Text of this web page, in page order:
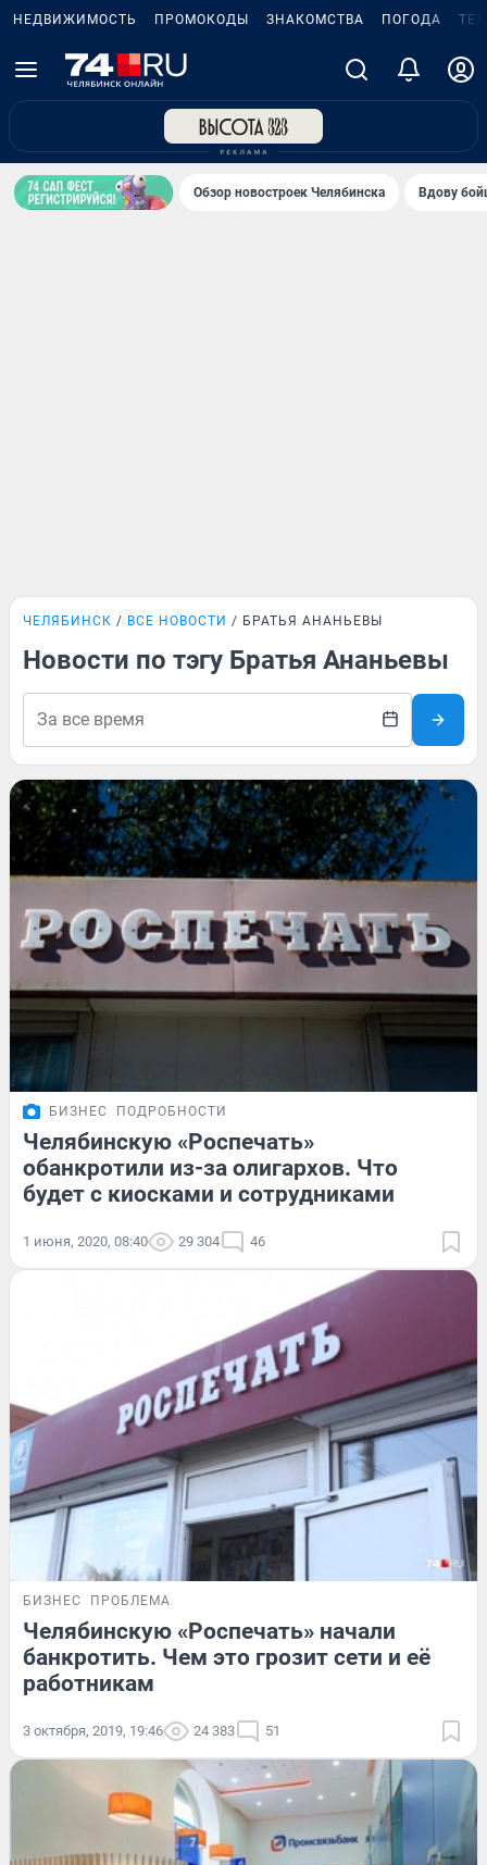
НЕДВИЖИМОСТЬ ПРОМОКОДЫ ЗНАКОМСТВА ПОГОДА
Обзор новостроек Челябинска Вдову
ЧЕЛЯБИНСК ВСЕ НОВОСТИ БРАТЬЯ АНАНЬЕВЫ
Новости по тэгу Братья Ананьевы
БИЗНЕС ПОДРОБНОСТИ
Челябинскую «Роспечать»
обанкротили из-за олигархов. Что
будет с киосками и сотрудниками
1 июня, 2020, 08:40 29 304 46
БИЗНЕС ПРОБЛЕМА
Челябинскую «Роспечать» начали
банкротить. Чем это грозит сети и её
работникам
3 октября, 2019, 19:46 24 383 51